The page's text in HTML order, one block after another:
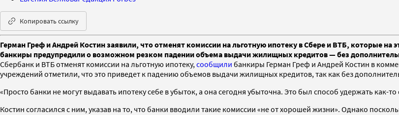
Копировать ссылку
Герман Греф и Андрей Костин заявили, что отменят комиссии на льготную ипотеку в Сбере и ВТБ, которые
банкиры предупредили о возможном резком падении объема выдачи жилищных кредитов — без
Сбербанк и ВТБ отменят комиссии на льготную ипотеку, сообщили банкиры Герман Греф и Андрей Костин в
учреждений отметили, что это приведет к падению объемов выдачи жилищных кредитов, так как без
«Просто банки не могут выдавать ипотеку себе в убыток, а она сегодня убыточна. Это был способ удержать
Костин согласился с ним, указав на то, что банки вводили такие комиссии «не от хорошей жизни». Однако